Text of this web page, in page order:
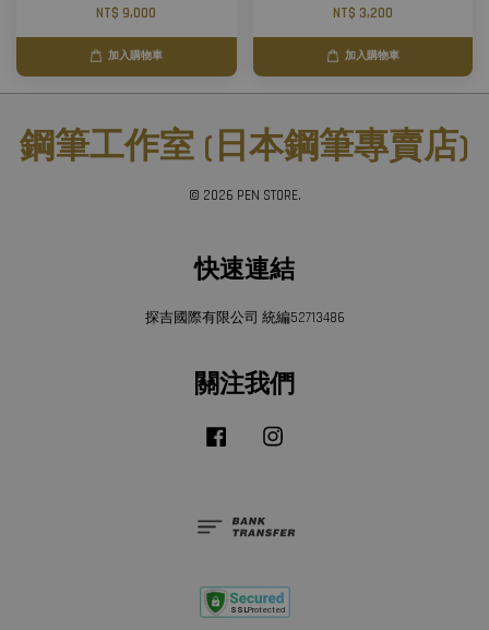
NT$ 9,000
加入購物車
NT$ 3,200
加入購物車
鋼筆工作室 (日本鋼筆專賣店)
© 2026 PEN STORE.
快速連結
探吉國際有限公司 統編52713486
關注我們
Facebook